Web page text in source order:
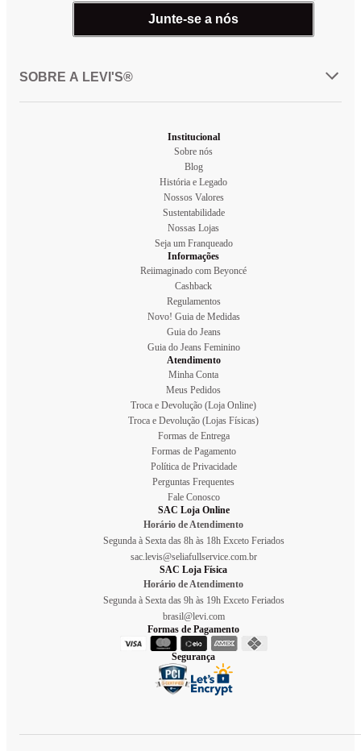
Junte-se a nós
SOBRE A LEVI'S®
Institucional
Sobre nós
Blog
História e Legado
Nossos Valores
Sustentabilidade
Nossas Lojas
Seja um Franqueado
Informações
Reiimaginado com Beyoncé
Cashback
Regulamentos
Novo! Guia de Medidas
Guia do Jeans
Guia do Jeans Feminino
Atendimento
Minha Conta
Meus Pedidos
Troca e Devolução (Loja Online)
Troca e Devolução (Lojas Físicas)
Formas de Entrega
Formas de Pagamento
Política de Privacidade
Perguntas Frequentes
Fale Conosco
SAC Loja Online
Horário de Atendimento
Segunda à Sexta das 8h às 18h Exceto Feriados
sac.levis@seliafullservice.com.br
SAC Loja Física
Horário de Atendimento
Segunda à Sexta das 9h às 19h Exceto Feriados
brasil@levi.com
Formas de Pagamento
Segurança